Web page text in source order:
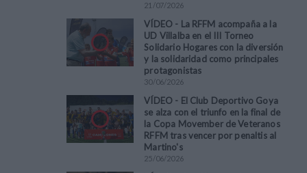
21 /07/2026
VÍDEO - La RFFM acompaña a la
UD Villalba en el III Torneo
Solidario Hogares con la diversión
y la solidaridad como principales
protagonistas
30/06/2026
VÍDEO - El Club Deportivo Goya
se alza con el triunfo en la final de
la Copa Movember de Veteranos
RFFM tras vencer por penaltis al
Martino's
25/06/2026